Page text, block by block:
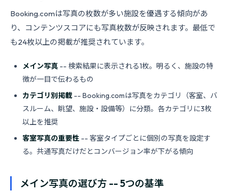
Booking.comは写真の枚数が多い施設を優遇する傾向があ
り、コンテンツスコアにも写真枚数が反映されます。最低で
も24枚以上の掲載が推奨されています。
メイン写真 -- 検索結果に表示される1枚。明るく、施設の特
徴が一目で伝わるもの
カテゴリ別掲載 -- Booking.comは写真をカテゴリ（客室、バ
スルーム、眺望、施設・設備等）に分類。各カテゴリに3枚
以上を推奨
客室写真の重要性 -- 客室タイプごとに個別の写真を設定す
る。共通写真だけだとコンバージョン率が下がる傾向
メイン写真の選び方 -- 5つの基準